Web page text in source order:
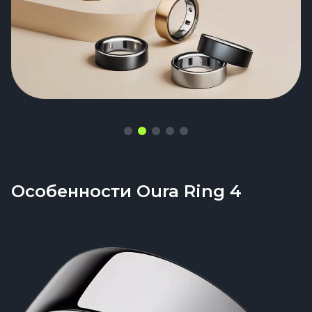
Особенности Oura Ring 4